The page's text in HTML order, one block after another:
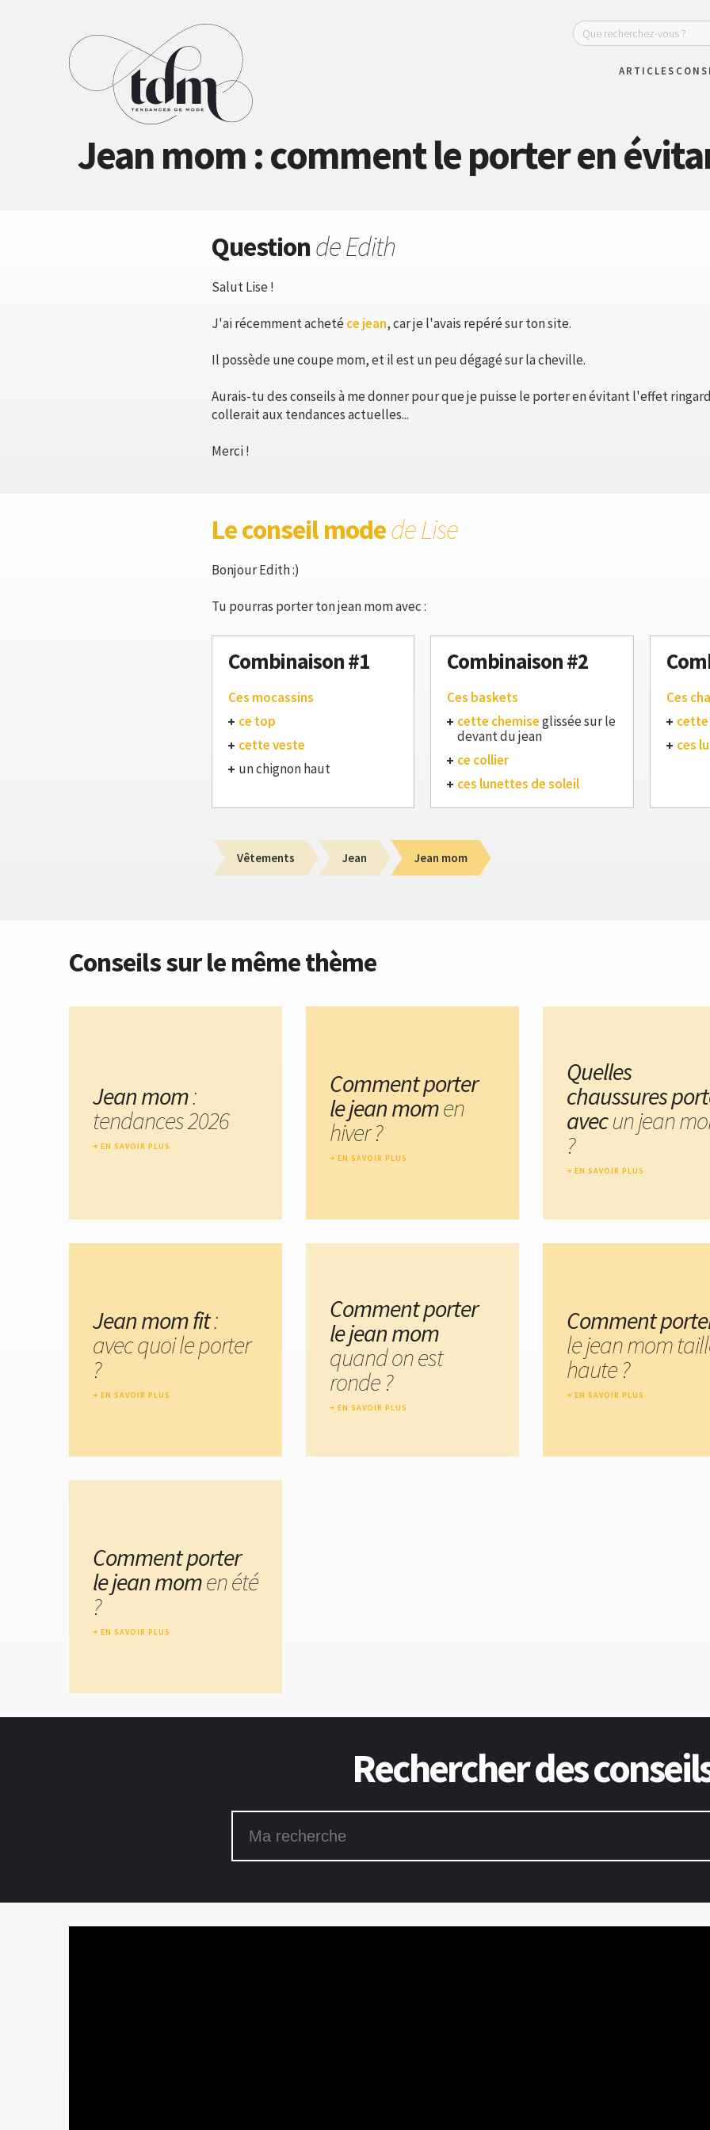
ARTICLES
Jean mom : comment le porter en
Questionde Edith
Salut Lise !
J'ai récemment achetéce jean, car je l'avais repéré sur ton site.
Il possède une coupe mom, et il est un peu dégagé sur la cheville.
Aurais-tu des conseils à me donner pour que je puisse le porter en évitant l'effet
collerait aux tendances actuelles...
Merci !
Le conseil modede Lise
Bonjour Edith :)
Tu pourras porter ton jean mom avec :
Combinaison #1
Ces mocassins
ce top
cette veste
un chignon haut
Combinaison #2
Ces baskets
cette chemiseglissée sur le
devant du jean
ce collier
ces lunettes de soleil
Ces
cette
ces
Vêtements Jean Jean mom
Conseils sur le même thème
Jean mom:
tendances 2026
EN SAVOIR PLUS
Comment porter
le jean momen
hiver ?
EN SAVOIR PLUS
Quelles
chaussures
avecun jean
?
EN SAVOIR PLUS
Jean mom fit:
avec quoi le porter
?
EN SAVOIR PLUS
Comment porter
le jean mom
quand on est
ronde ?
EN SAVOIR PLUS
Comment
le jean mom
haute ?
EN SAVOIR PLUS
Comment porter
le jean momen été
?
EN SAVOIR PLUS
Rechercher des